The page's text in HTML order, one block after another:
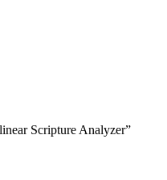
Scripture Analyzer”